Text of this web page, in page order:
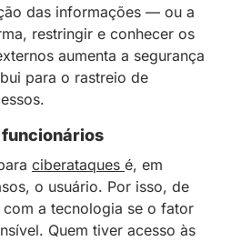
das informações — ou a
restringir e conhecer os
aumenta a segurança
para o rastreio de
ciberataques é, em
o usuário. Por isso, de
a tecnologia se o fator
Quem tiver acesso às